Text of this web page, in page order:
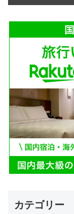
カテゴリー